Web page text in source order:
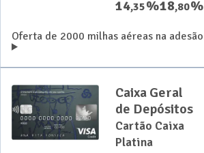
14,35%18,80%
Oferta de 2000 milhas aéreas na adesão
Caixa Geral
de Depósitos
Cartão Caixa
Platina